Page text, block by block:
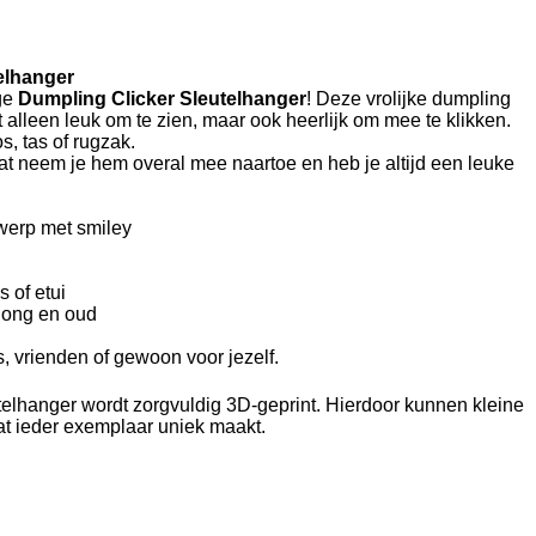
Dumpling Clicker Sleutelhanger! Deze vrolijke dumpling
leuk om te zien, maar ook heerlijk om mee te klikken.
tas of rugzak.
neem je hem overal mee naartoe en heb je altijd een leuke
met smiley
of etui
en oud
vrienden of gewoon voor jezelf.
wordt zorgvuldig 3D-geprint. Hierdoor kunnen kleine
ieder exemplaar uniek maakt.